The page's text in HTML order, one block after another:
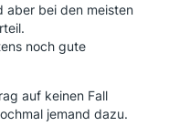
aber bei den meisten
noch gute
auf keinen Fall
jemand dazu.